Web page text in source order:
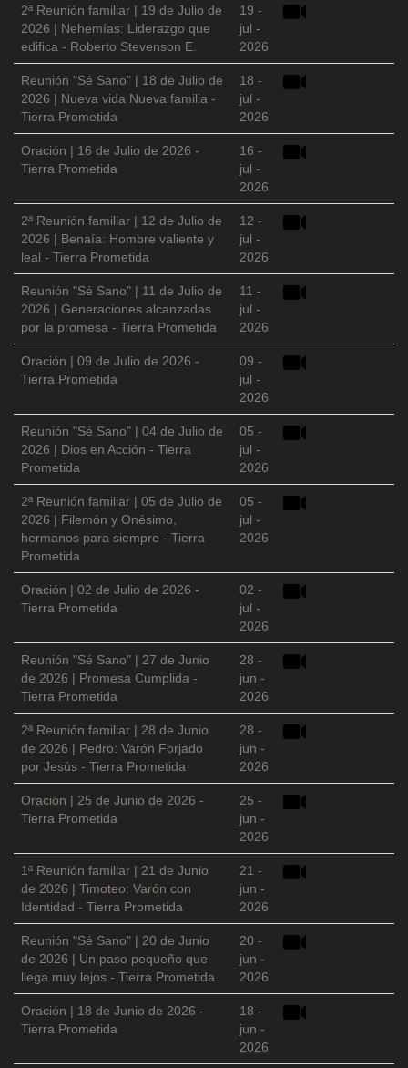
2ª Reunión familiar | 19 de Julio de
2026 | Nehemías: Liderazgo que
edifica - Roberto Stevenson E.
19 -
jul -
2026
Reunión "Sé Sano" | 18 de Julio de
2026 | Nueva vida Nueva familia -
Tierra Prometida
18 -
jul -
2026
Oración | 16 de Julio de 2026 -
Tierra Prometida
16 -
jul -
2026
2ª Reunión familiar | 12 de Julio de
2026 | Benaía: Hombre valiente y
leal - Tierra Prometida
12 -
jul -
2026
Reunión "Sé Sano" | 11 de Julio de
2026 | Generaciones alcanzadas
por la promesa - Tierra Prometida
11 -
jul -
2026
Oración | 09 de Julio de 2026 -
Tierra Prometida
09 -
jul -
2026
Reunión "Sé Sano" | 04 de Julio de
2026 | Dios en Acción - Tierra
Prometida
05 -
jul -
2026
2ª Reunión familiar | 05 de Julio de
2026 | Filemón y Onésimo,
hermanos para siempre - Tierra
Prometida
05 -
jul -
2026
Oración | 02 de Julio de 2026 -
Tierra Prometida
02 -
jul -
2026
Reunión "Sé Sano" | 27 de Junio
de 2026 | Promesa Cumplida -
Tierra Prometida
28 -
jun -
2026
2ª Reunión familiar | 28 de Junio
de 2026 | Pedro: Varón Forjado
por Jesús - Tierra Prometida
28 -
jun -
2026
Oración | 25 de Junio de 2026 -
Tierra Prometida
25 -
jun -
2026
1ª Reunión familiar | 21 de Junio
de 2026 | Timoteo: Varón con
Identidad - Tierra Prometida
21 -
jun -
2026
Reunión "Sé Sano" | 20 de Junio
de 2026 | Un paso pequeño que
llega muy lejos - Tierra Prometida
20 -
jun -
2026
Oración | 18 de Junio de 2026 -
Tierra Prometida
18 -
jun -
2026